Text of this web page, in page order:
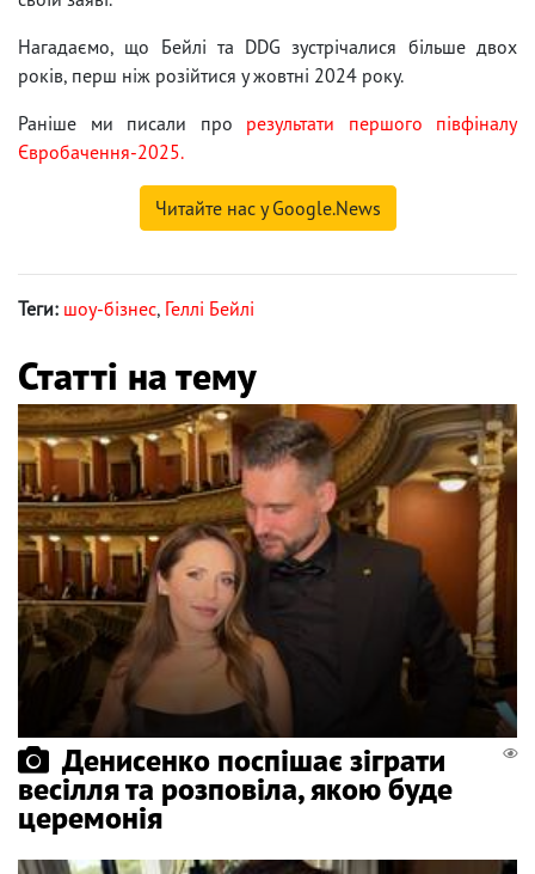
Нагадаємо, що Бейлі та DDG зустрічалися більше двох
років, перш ніж розійтися у жовтні 2024 року.
Раніше ми писали про результати першого півфіналу
Євробачення-2025.
Читайте нас у Google.News
Теги: шоу-бізнес, Геллі Бейлі
Статті на тему
Денисенко поспішає зіграти
весілля та розповіла, якою буде
церемонія